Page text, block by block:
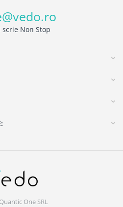
scrie Non Stop
One SRL